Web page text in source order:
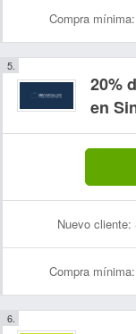
Compra mínima:
20%
en
Nuevo cliente:
Compra mínima: